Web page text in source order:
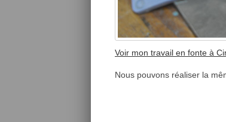
Voir mon travail en fonte à
Nous pouvons réaliser la